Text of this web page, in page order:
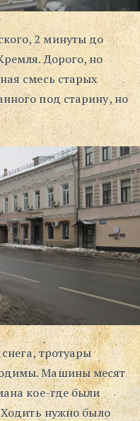
2 минуты до
Дорого, но
смесь старых
под старину, но
тротуары
Машины месят
кое-где были
Ходить нужно было